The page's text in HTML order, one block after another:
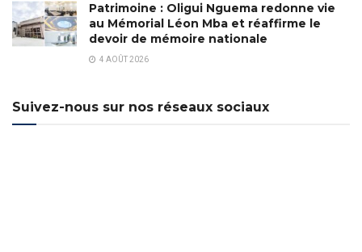
Patrimoine : Oligui Nguema redonne vie
au Mémorial Léon Mba et réaffirme le
devoir de mémoire nationale
4 AOÛT 2026
Suivez-nous sur nos réseaux sociaux